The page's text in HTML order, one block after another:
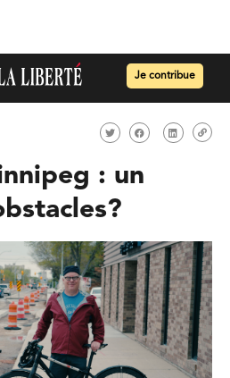
Je contribue
: un